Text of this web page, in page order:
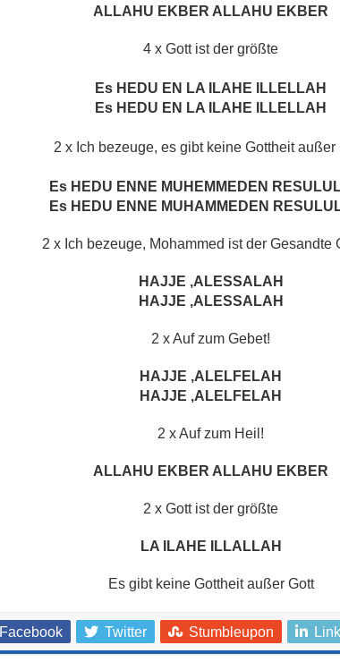
ALLAHU EKBER ALLAHU EKBER
4 x Gott ist der größte
Es HEDU EN LA ILAHE ILLELLAH
Es HEDU EN LA ILAHE ILLELLAH
2 x Ich bezeuge, es gibt keine Gottheit außer
Es HEDU ENNE MUHEMMEDEN
Es HEDU ENNE MUHAMMEDEN
2 x Ich bezeuge, Mohammed ist der Gesandte
HAJJE ‚ALESSALAH
HAJJE ‚ALESSALAH
2 x Auf zum Gebet!
HAJJE ‚ALELFELAH
HAJJE ‚ALELFELAH
2 x Auf zum Heil!
ALLAHU EKBER ALLAHU EKBER
2 x Gott ist der größte
LA ILAHE ILLALLAH
Es gibt keine Gottheit außer Gott
Facebook Twitter Stumbleupon